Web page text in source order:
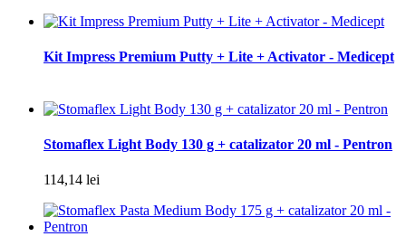
Kit Impress Premium Putty + Lite + Activator - Medicept
Stomaflex Light Body 130 g + catalizator 20 ml - Pentron
114,14 lei